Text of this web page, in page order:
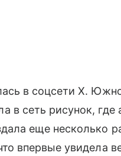
в соцсети X.
в сеть рисунок,
еще несколько
впервые увидела